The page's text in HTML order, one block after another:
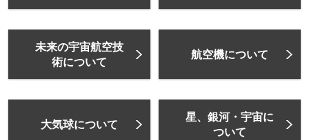
未来の宇宙航空技
術について
航空機について
大気球について
星、銀河・宇宙に
ついて